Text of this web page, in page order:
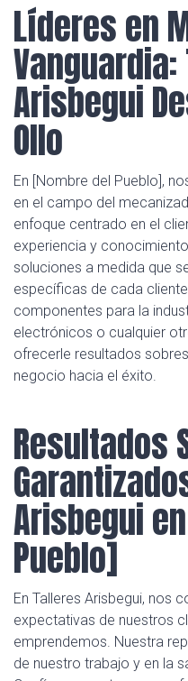
Líderes en
Arisbegui
Ollo
En [Nombre del Pueblo],
en el campo del
enfoque centrado en el
experiencia y
soluciones a medida que
específicas de cada
componentes para la
electrónicos o cualquier
ofrecerle resultados
negocio hacia el éxito.
Resultados
Arisbegui
Pueblo]
En Talleres Arisbegui, nos
expectativas de nuestros
emprendemos. Nuestra
de nuestro trabajo y en la